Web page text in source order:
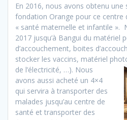
En 2016, nous avons obtenu une
fondation Orange pour ce centre
« santé maternelle et infantile ».
2017 jusqu’à Bangui du matériel
d’accouchement, boites
stocker les vaccins, matériel
de l’électricité, …). Nous
avons aussi acheté un 4×4
qui servira à transporter des
malades jusqu’au centre de
santé et transporter des